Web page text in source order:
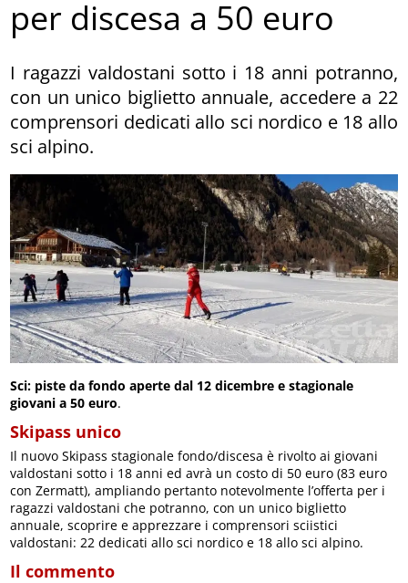
per discesa a 50 euro
I ragazzi valdostani sotto i 18 anni potranno,
con un unico biglietto annuale, accedere a 22
comprensori dedicati allo sci nordico e 18 allo
sci alpino.
Sci: piste da fondo aperte dal 12 dicembre e stagionale
giovani a 50 euro.
Skipass unico
Il nuovo Skipass stagionale fondo/discesa è rivolto ai giovani
valdostani sotto i 18 anni ed avrà un costo di 50 euro (83 euro
con Zermatt), ampliando pertanto notevolmente l’offerta per i
ragazzi valdostani che potranno, con un unico biglietto
annuale, scoprire e apprezzare i comprensori sciistici
valdostani: 22 dedicati allo sci nordico e 18 allo sci alpino.
Il commento